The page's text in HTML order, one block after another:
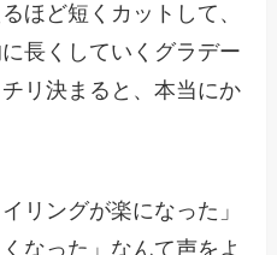
ほど短くカットして、
長くしていくグラデー
リ決まると、本当にか
リングが楽になった」
なった」なんて声をよ